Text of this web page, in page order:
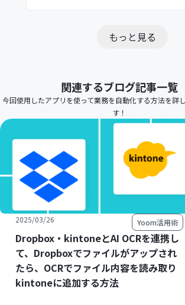
もっと見る
関連するブログ記事一覧
今回使用したアプリを使って業務を自動化する方法を詳
す！
2025/03/26 Yoom活用術
Dropbox・kintoneとAI OCRを連携し
て、Dropboxでファイルがアップされ
たら、OCRでファイル内容を読み取り
kintoneに追加する方法